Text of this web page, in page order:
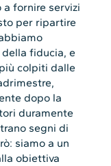
a fornire servizi
per ripartire
fiducia, e
colpiti dalle
dopo la
duramente
segni di
siamo a un
obiettiva